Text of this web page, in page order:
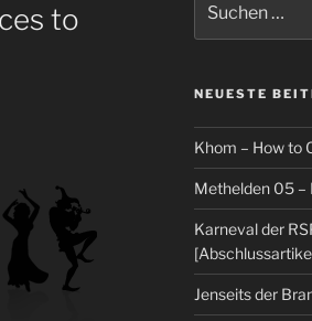
to
nach:
NEUESTE
Khom – How to
Methelden 05 –
Karneval der
Jenseits der